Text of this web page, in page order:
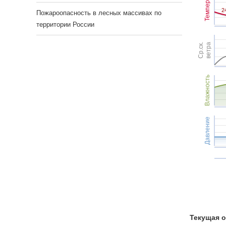
Темпер.
Ср.ск.ветра
Влажность
Давление
Текущая
Пожароопасность в лесных массивах по
территории России